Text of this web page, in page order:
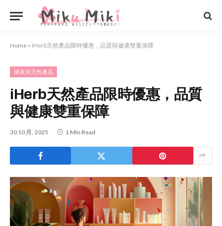
Home » iHerb天然產品限時優惠，品質與健康雙重保障
健康與天然產品
iHerb天然產品限時優惠，品質
與健康雙重保障
30 10 月, 2025 1 Min Read